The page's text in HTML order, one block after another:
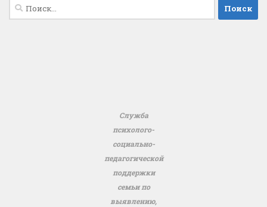
Найти:
Служба
психолого-
социально-
педагогической
поддержки
семьи по
выявлению,